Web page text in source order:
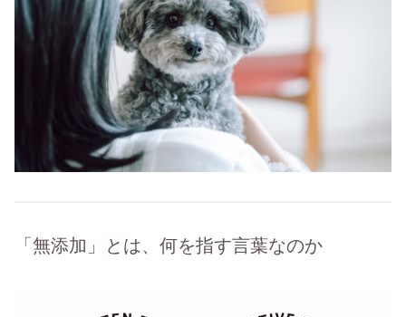
「無添加」とは、何を指す言葉なのか